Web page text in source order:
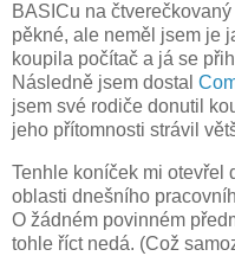
BASICu na
pěkné, ale neměl jsem je
koupila počítač a já se
Následně jsem dostal
jsem své rodiče donutil
jeho přítomnosti strávil
Tenhle koníček mi otevřel
oblasti dnešního
O žádném povinném
tohle říct nedá. (Což